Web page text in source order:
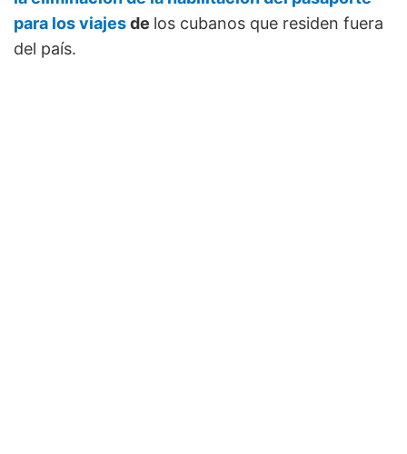
para los viajesde los cubanos que residen fuera
del país.